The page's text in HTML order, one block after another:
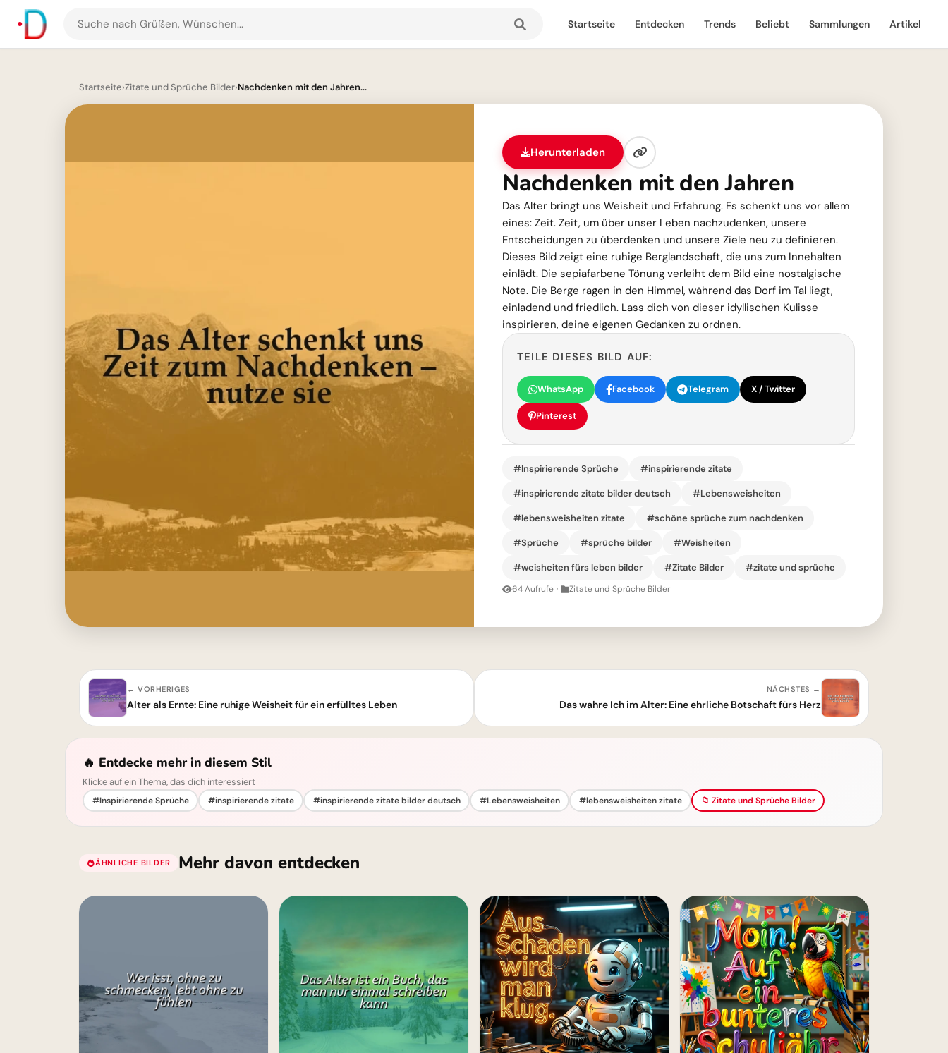
Suche
nach
und
Startseite Entdecken Trends Beliebt Sammlungen Artikel
Startseite›Zitate und Sprüche Bilder›Nachdenken mit den Jahren...
Herunterladen
Nachdenken mit den Jahren
Das Alter bringt uns Weisheit und Erfahrung. Es schenkt uns vor allem
eines: Zeit. Zeit, um über unser Leben nachzudenken, unsere
Entscheidungen zu überdenken und unsere Ziele neu zu definieren.
Dieses Bild zeigt eine ruhige Berglandschaft, die uns zum Innehalten
einlädt. Die sepiafarbene Tönung verleiht dem Bild eine nostalgische
Note. Die Berge ragen in den Himmel, während das Dorf im Tal liegt,
einladend und friedlich. Lass dich von dieser idyllischen Kulisse
inspirieren, deine eigenen Gedanken zu ordnen.
TEILE DIESES BILD AUF:
WhatsApp Facebook Telegram X / Twitter
Pinterest
#Inspirierende Sprüche #inspirierende zitate
#inspirierende zitate bilder deutsch #Lebensweisheiten
#lebensweisheiten zitate #schöne sprüche zum nachdenken
#Sprüche #sprüche bilder #Weisheiten
#weisheiten fürs leben bilder #Zitate Bilder #zitate und sprüche
64 Aufrufe · Zitate und Sprüche Bilder
← VORHERIGES
Alter als Ernte: Eine ruhige Weisheit für ein erfülltes Leben
NÄCHSTES →
Das wahre Ich im Alter: Eine ehrliche Botschaft fürs Herz
🔥 Entdecke mehr in diesem Stil
Klicke auf ein Thema, das dich interessiert
#Inspirierende Sprüche #inspirierende zitate #inspirierende zitate bilder deutsch #Lebensweisheiten #lebensweisheiten zitate 📁 Zitate und Sprüche Bilder
ÄHNLICHE BILDER Mehr davon entdecken